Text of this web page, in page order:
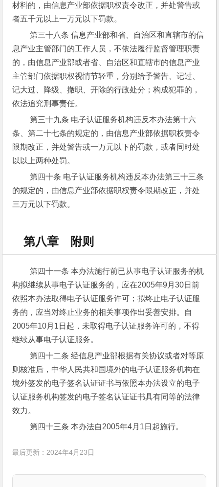
材料的，由信息产业部依据职权责令改正，并处警告或
者五千元以上一万元以下罚款。
第三十八条 信息产业部和省、自治区和直辖市的信
息产业主管部门的工作人员，不依法履行监督管理职责
的，由信息产业部或者省、自治区和直辖市的信息产业
主管部门依据职权视情节轻重，分别给予警告、记过、
记大过、降级、撤职、开除的行政处分；构成犯罪的，
依法追究刑事责任。
第三十九条 电子认证服务机构违反本办法第十六
条、第二十七条的规定的，由信息产业部依据职权责令
限期改正，并处警告或一万元以下的罚款，或者同时处
以以上两种处罚。
第四十条 电子认证服务机构违反本办法第三十三条
的规定的，由信息产业部依据职权责令限期改正，并处
三万元以下罚款。
第八章 附则
第四十一条 本办法施行前已从事电子认证服务的机
构拟继续从事电子认证服务的，应在2005年9月30日前
依照本办法取得电子认证服务许可；拟终止电子认证服
务的，应当对终止业务的相关事项作出妥善安排。自
2005年10月1日起，未取得电子认证服务许可的，不得
继续从事电子认证服务。
第四十二条 经信息产业部根据有关协议或者对等原
则核准后，中华人民共和国境外的电子认证服务机构在
境外签发的电子签名认证证书与依照本办法设立的电子
认证服务机构签发的电子签名认证证书具有同等的法律
效力。
第四十三条 本办法自2005年4月1日起施行。
最后更新：2024年4月23日